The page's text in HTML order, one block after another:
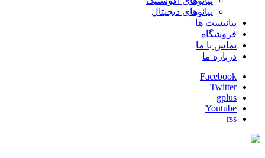
پیانوهای دیجیتال
پیانیست ها
فروشگاه
تماس با ما
درباره ما
Facebook
Twitter
gplus
Youtube
rss